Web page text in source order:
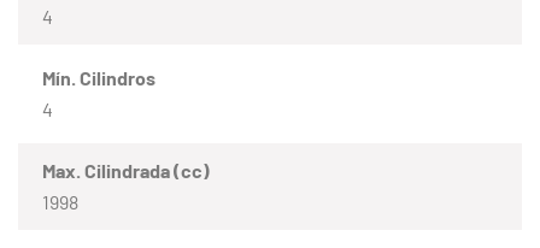
4
Mín. Cilindros
4
Max. Cilindrada (cc)
1998